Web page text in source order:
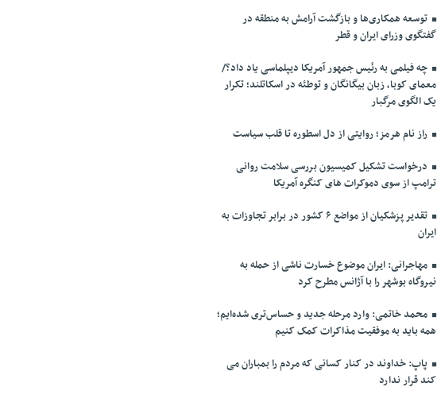
توسعه همکاری‌ها و بازگشت آرامش به منطقه در
گفتگوی وزرای ایران و قطر
چه فیلمی به رئیس جمهور آمریکا دیپلماسی یاد داد؟/
معمای کوبا، زبان بیگانگان و توطئه در اسکاتلند؛ تکرار
یک الگوی مرگبار
راز نام هرمز؛ روایتی از دل اسطوره تا قلب سیاست
درخواست تشکیل کمیسیون بررسی سلامت روانی
ترامپ از سوی دموکرات های کنگره آمریکا
تقدیر پزشکیان از مواضع ۶ کشور در برابر تجاوزات به
ایران
مهاجرانی: ایران موضوع خسارت ناشی از حمله به
نیروگاه بوشهر را با آژانس مطرح کرد
محمد خاتمی: وارد مرحله جدید و حساس‌تری شده‌ایم؛
همه باید به موفقیت مذاکرات کمک کنیم
پاپ: خداوند در کنار کسانی که مردم را بمباران می
کند قرار ندارد